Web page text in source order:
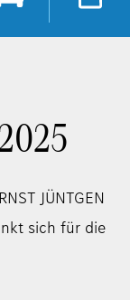
JÜNTGEN
sich für die